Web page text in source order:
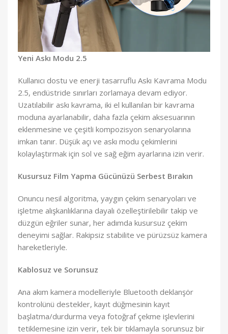
Yeni Askı Modu 2.5
Kullanıcı dostu ve enerji tasarruflu Askı Kavrama Modu
2.5, endüstride sınırları zorlamaya devam ediyor.
Uzatılabilir askı kavrama, iki el kullanılan bir kavrama
moduna ayarlanabilir, daha fazla çekim aksesuarının
eklenmesine ve çeşitli kompozisyon senaryolarına
imkan tanır. Düşük açı ve askı modu çekimlerini
kolaylaştırmak için sol ve sağ eğim ayarlarına izin verir.
Kusursuz Film Yapma Gücünüzü Serbest Bırakın
Onuncu nesil algoritma, yaygın çekim senaryoları ve
işletme alışkanlıklarına dayalı özelleştirilebilir takip ve
düzgün eğriler sunar, her adımda kusursuz çekim
deneyimi sağlar. Rakipsiz stabilite ve pürüzsüz kamera
hareketleriyle.
Kablosuz ve Sorunsuz
Ana akım kamera modelleriyle Bluetooth deklanşör
kontrolünü destekler, kayıt düğmesinin kayıt
başlatma/durdurma veya fotoğraf çekme işlevlerini
tetiklemesine izin verir, tek bir tıklamayla sorunsuz bir